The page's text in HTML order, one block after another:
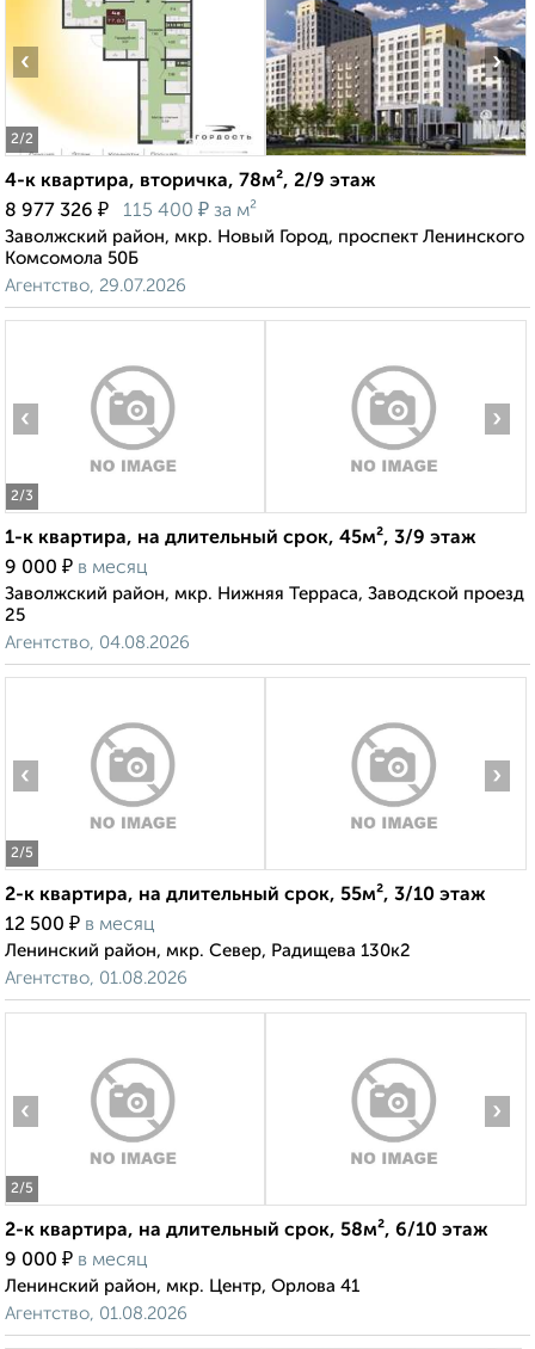
2/2
‹ ›
4-к квартира, вторичка, 78м², 2/9 этаж
8 977 326 ₽ 115 400 ₽ за м²
Заволжский район, мкр. Новый Город, проспект Ленинского
Комсомола 50Б
Агентство, 29.07.2026
2/3
‹ ›
1-к квартира, на длительный срок, 45м², 3/9 этаж
9 000 ₽ в месяц
Заволжский район, мкр. Нижняя Терраса, Заводской проезд
25
Агентство, 04.08.2026
2/5
‹ ›
2-к квартира, на длительный срок, 55м², 3/10 этаж
12 500 ₽ в месяц
Ленинский район, мкр. Север, Радищева 130к2
Агентство, 01.08.2026
2/5
‹ ›
2-к квартира, на длительный срок, 58м², 6/10 этаж
9 000 ₽ в месяц
Ленинский район, мкр. Центр, Орлова 41
Агентство, 01.08.2026